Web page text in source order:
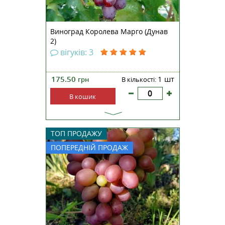
Виноград Королева Марго (Дунав
2)
вігуків: 3
175.50 грн В кількості: 1 шт
В кошик
ТОП ПРОДАЖУ
ПОПЕРЕДНІЙ ПРОДАЖ
Виноград Зоряна мускат —
гібридна форма столового
винограду раннього або ранньо-
середнього терміну дозрівання.
Було виведено селекціонером-
аматором Гречка М.О. Селекція
отримана в результаті
схрещування сорту Гурман із
сорто...